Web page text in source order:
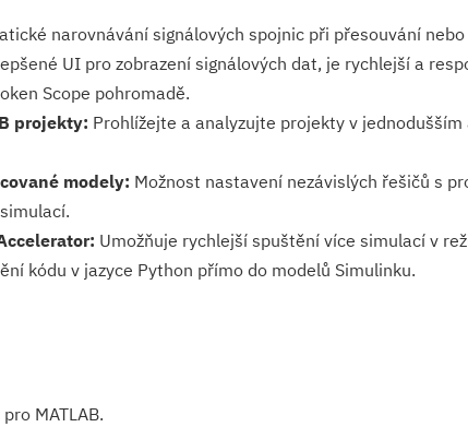
narovnávání signálových spojnic při přesouvání
UI pro zobrazení signálových dat, je rychlejší a
Scope pohromadě.
projekty: Prohlížejte a analyzujte projekty v
modely: Možnost nastavení nezávislých řešičů s
Umožňuje rychlejší spuštění více simulací v
kódu v jazyce Python přímo do modelů Simulinku.
MATLAB.